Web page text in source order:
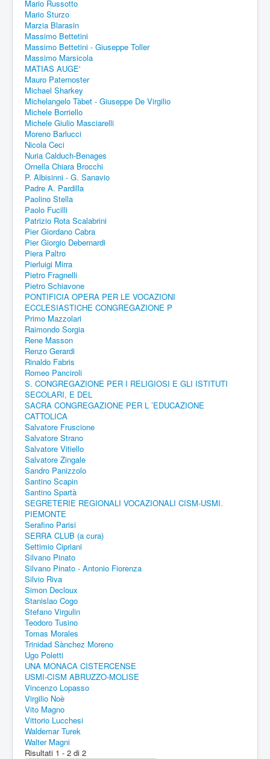
Mario Russotto
Mario Sturzo
Marzia Blarasin
Massimo Bettetini
Massimo Bettetini - Giuseppe Toller
Massimo Marsicola
MATIAS AUGE'
Mauro Paternoster
Michael Sharkey
Michelangelo Tàbet - Giuseppe De Virgilio
Michele Borriello
Michele Giulio Masciarelli
Moreno Barlucci
Nicola Ceci
Nuria Calduch-Benages
Ornella Chiara Brocchi
P. Albisinni - G. Sanavio
Padre A. Pardilla
Paolino Stella
Paolo Fucilli
Patrizio Rota Scalabrini
Pier Giordano Cabra
Pier Giorgio Debernardi
Piera Paltro
Pierluigi Mirra
Pietro Fragnelli
Pietro Schiavone
PONTIFICIA OPERA PER LE VOCAZIONI
ECCLESIASTICHE CONGREGAZIONE P
Primo Mazzolari
Raimondo Sorgia
Rene Masson
Renzo Gerardi
Rinaldo Fabris
Romeo Panciroli
S. CONGREGAZIONE PER I RELIGIOSI E GLI ISTITUTI
SECOLARI, E DEL
SACRA CONGREGAZIONE PER L ’EDUCAZIONE
CATTOLICA
Salvatore Fruscione
Salvatore Strano
Salvatore Vitiello
Salvatore Zingale
Sandro Panizzolo
Santino Scapin
Santino Spartà
SEGRETERIE REGIONALI VOCAZIONALI CISM-USMI.
PIEMONTE
Serafino Parisi
SERRA CLUB (a cura)
Settimio Cipriani
Silvano Pinato
Silvano Pinato - Antonio Fiorenza
Silvio Riva
Simon Decloux
Stanislao Cogo
Stefano Virgulin
Teodoro Tusino
Tomas Morales
Trinidad Sànchez Moreno
Ugo Poletti
UNA MONACA CISTERCENSE
USMI-CISM ABRUZZO-MOLISE
Vincenzo Lopasso
Virgilio Noè
Vito Magno
Vittorio Lucchesi
Waldemar Turek
Walter Magni
Risultati 1 - 2 di 2